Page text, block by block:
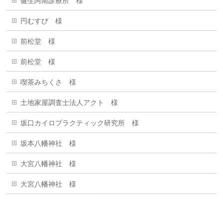
円むすび 様
前松堂 様
前松堂 様
喫茶みちくさ 様
土地家屋調査士法人アクト 様
坂口カイロプラクティック研究所 様
坂本八幡神社 様
大宮八幡神社 様
大宮八幡神社 様